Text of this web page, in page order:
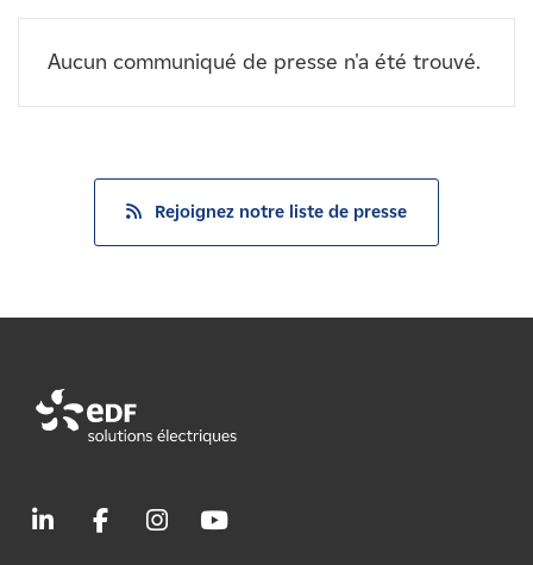
Aucun communiqué de presse n'a été trouvé.
Rejoignez notre liste de presse